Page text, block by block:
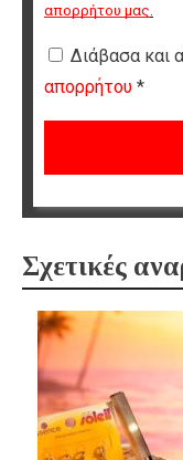
απορρήτου μας
Διάβασα και
απορρήτου *
Σχετικές